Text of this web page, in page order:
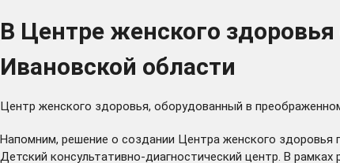
В Центре женского
Ивановской области
Центр женского здоровья, оборудованный в
Напомним, решение о создании Центра женского
Детский консультативно-диагностический центр. В